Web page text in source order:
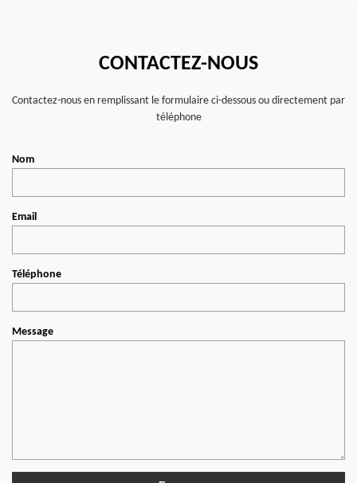
CONTACTEZ-NOUS
Contactez-nous en remplissant le formulaire ci-dessous ou directement par
téléphone
Nom
Email
Téléphone
Message